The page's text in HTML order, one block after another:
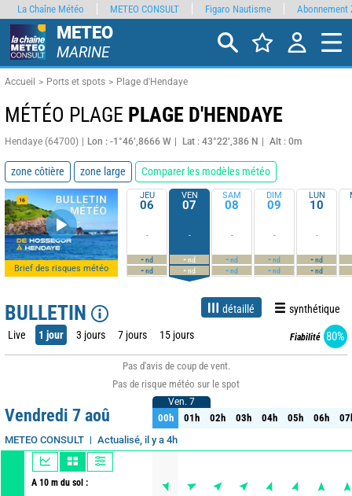
METEO
MARINE
Accueil Ports et spots Plage d'Hendaye
MÉTÉO PLAGE PLAGE D'HENDAYE
Hendaye (64700) Lon : -1°46’,8666 W Lat : 43°22’,386 N Alt : 0m
zone côtière zone large Comparer les modèles météo
Brief des risques météo
JEU
06
-
-nd
-nd
VEN
07
-
-nd
-nd
SAM
08
-
-nd
-nd
DIM
09
-
-nd
-nd
LUN
10
-
-nd
-nd
BULLETIN détaillé synthétique
Live 1 jour 3 jours 7 jours 15 jours Fiabilité 80%
Pas d'avis de coup de vent.
Pas de risque météo sur le spot
Vendredi 7 aoû
METEO CONSULT Actualisé, il y a 4h
A 10 m du sol :
Ven. 7
00h 01h 02h 03h 04h 05h 06h
Ven. 7
00h 01h 02h 03h 04h 05h 06h
La Chaîne Météo METEO CONSULT Figaro Nautisme Abonnement